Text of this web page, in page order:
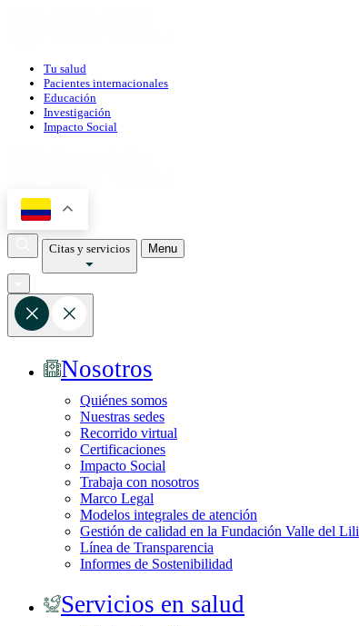
Tu salud
Pacientes internacionales
Educación
Investigación
Impacto Social
Citas y servicios Menu
Nosotros
Quiénes somos
Nuestras sedes
Recorrido virtual
Certificaciones
Impacto Social
Trabaja con nosotros
Marco Legal
Modelos integrales de atención
Gestión de calidad en la Fundación Valle del Lili
Línea de Transparencia
Informes de Sostenibilidad
Servicios en salud